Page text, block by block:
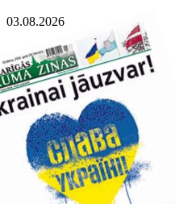
03.08.2026